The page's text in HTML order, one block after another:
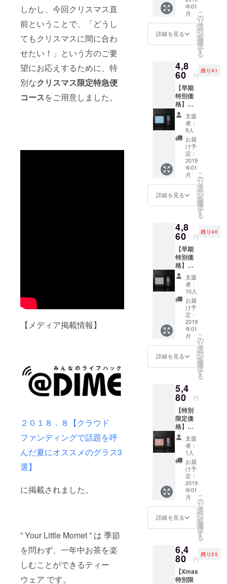
しかし、今回クリスマス直
前ということで、「どうし
てもクリスマスに間に合わ
せたい！」という方のご要
望にお応えするために、特
別なクリスマス限定特急便
コースをご用意しました。
【メディア掲載情報】
２０１８．８【クラウド
ファンディングで話題を呼
んだ夏にオススメのグラス3
選】
に掲載されました。
” Your Little Momet ” は 季節
を問わず、一年中お茶を楽
しむことができるティー
ウェア です。
ンク：
ポピー
柄）１
セット
（送
料・税
一般予
定販売
価格
6,480円
（税
込） 参
考送
料：700
円（税
込）を
プラス
した場
合、総
額7,180
ザイ
ン・仕
性もご
ざいま
す。ご
了承く
ださ
い。 ※
ご注文
状況、
使用部
材の供
給状
況、製
造工程
上の都
合等に
より出
荷時期
ます。
年01
月
詳細を見る
こ
の
リ
タ
ー
ン
を
選
択
す
る
4,8
60 円
残り41
【早期
特別価
格】
32％OF
F ・
Your
Little
Momen
t （スカ
イブ
ルー：
十字模
様）１
セット
（送
料・税
一般予
定販売
価格
6,480円
（税
込） 参
考送
料：700
円（税
込）を
プラス
した場
合、総
額7,180
ザイ
ン・仕
性もご
ざいま
す。ご
了承く
ださ
い。 ※
ご注文
状況、
使用部
材の供
給状
況、製
造工程
上の都
合等に
より出
荷時期
ます。
支援
者：
9人
お届
け予
定：
2019
年01
月
詳細を見る
こ
の
リ
タ
ー
ン
を
選
択
す
る
4,8
60 円
残り40
【早期
特別価
格】
32％OF
F ・
Your
Little
Momen
t （クラ
シック
レー：
ハニカ
ム柄）
１セッ
ト（送
込） ・
一般予
定販売
価格
6,480円
（税
込） 参
考送
料：700
円（税
込）を
プラス
した場
合、総
額7,180
円 ※デ
ザイ
る可能
性もご
ざいま
す。ご
了承く
支援
者：
10人
お届
け予
定：
2019
年01
月
詳細を見る
こ
の
リ
タ
ー
ン
を
選
択
す
る
5,4
80 円
【特別
限定価
格】
23％OF
F ・
Your
Little
Momen
ト（送
料・税
込） ・
一般予
定販売
価格
6,480円
込） 参
考送
料：700
円（税
込）を
支援
者：
1人
お届
け予
定：
2019
年01
月
詳細を見る
こ
の
リ
タ
ー
ン
を
選
択
す
る
6,4
80 円
残り25
【Xmas
特別限